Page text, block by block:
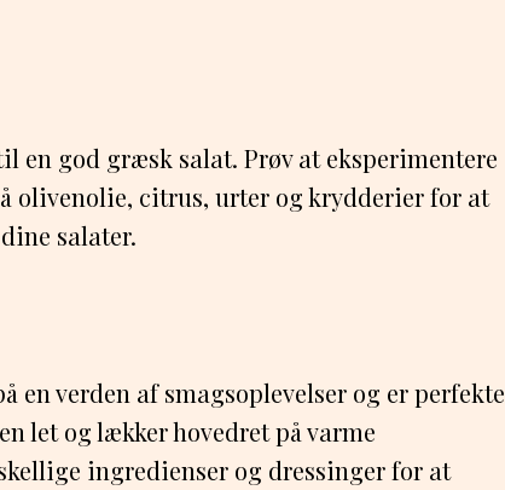
en god græsk salat. Prøv at eksperimentere
olivenolie, citrus, urter og krydderier for at
salater.
en verden af smagsoplevelser og er perfekte
let og lækker hovedret på varme
ingredienser og dressinger for at